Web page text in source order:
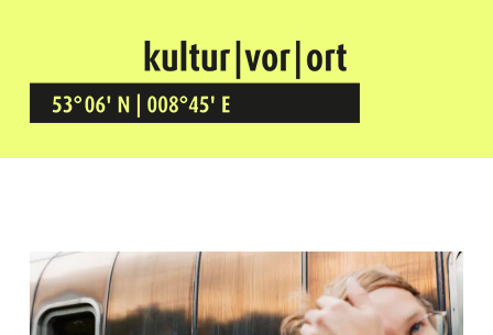
Kultur Vor Ort
BREMEN GRÖPELINGEN